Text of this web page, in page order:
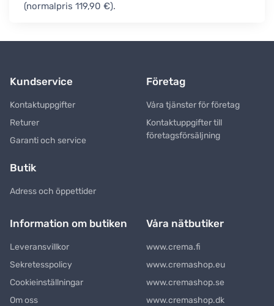
(normalpris 119,90 €).
Kundservice
Kontaktuppgifter
Returer
Garanti och service
Företag
Våra tjänster för företag
Kontaktuppgifter till
företagsförsäljning
Butik
Adress och öppettider
Information om butiken
Leveransvillkor
Sekretesspolicy
Cookieinställningar
Om oss
Våra nätbutiker
www.crema.fi
www.cremashop.eu
www.cremashop.se
www.cremashop.dk